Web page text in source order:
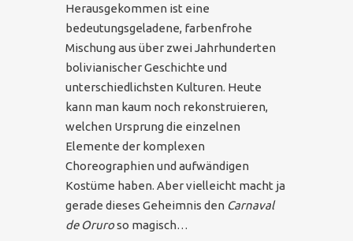
Herausgekommen ist eine
bedeutungsgeladene, farbenfrohe
Mischung aus über zwei Jahrhunderten
bolivianischer Geschichte und
unterschiedlichsten Kulturen. Heute
kann man kaum noch rekonstruieren,
welchen Ursprung die einzelnen
Elemente der komplexen
Choreographien und aufwändigen
Kostüme haben. Aber vielleicht macht ja
gerade dieses Geheimnis den Carnaval
de Oruroso magisch…